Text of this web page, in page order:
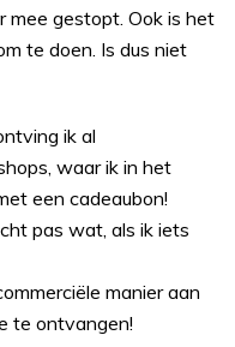
mee gestopt. Ook is het
te doen. Is dus niet
ik al
waar ik in het
een cadeaubon!
pas wat, als ik iets
manier aan
te ontvangen!